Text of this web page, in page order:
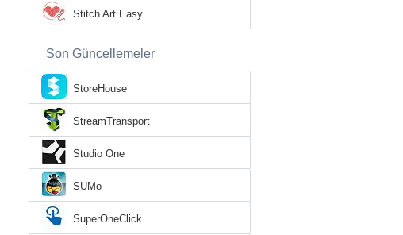
Stitch Art Easy
Son Güncellemeler
StoreHouse
StreamTransport
Studio One
SUMo
SuperOneClick